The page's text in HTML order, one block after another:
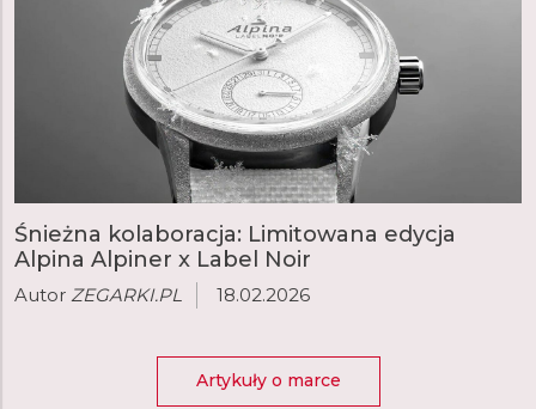
Śnieżna kolaboracja: Limitowana edycja
Alpina Alpiner x Label Noir
Autor ZEGARKI.PL 18.02.2026
Artykuły o marce